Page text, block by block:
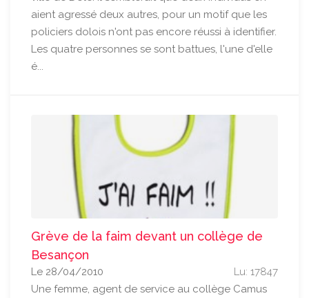
aient agressé deux autres, pour un motif que les
policiers dolois n'ont pas encore réussi à identifier.
Les quatre personnes se sont battues, l'une d'elle
é...
Grève de la faim devant un collège de
Besançon
Lu: 17847
Le 28/04/2010
Une femme, agent de service au collège Camus